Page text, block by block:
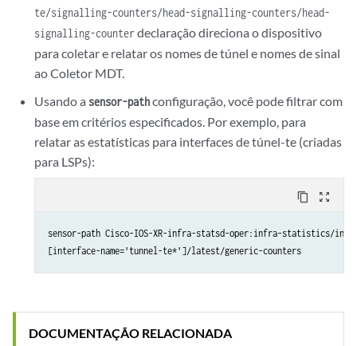
te/signalling-counters/head-signalling-counters/head-
signalling-counterdeclaração direciona o dispositivo
para coletar e relatar os nomes de túnel e nomes de sinal
ao Coletor MDT.
Usando a sensor-pathconfiguração, você pode filtrar com
base em critérios especificados. Por exemplo, para
relatar as estatísticas para interfaces de túnel-te (criadas
para LSPs):
content_copy zoom_out_map
sensor-path Cisco-IOS-XR-infra-statsd-oper:infra-statistics/
[interface-name='tunnel-te*']/latest/generic-counters
DOCUMENTAÇÃO RELACIONADA